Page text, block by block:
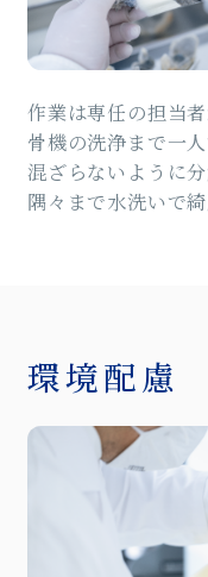
作業は専任の担当
骨機の洗浄まで一
混ざらないように
隅々まで水洗いで
環境配慮